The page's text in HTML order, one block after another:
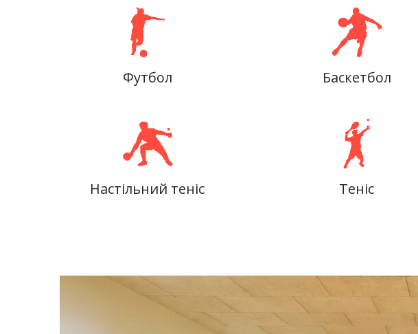
Футбол Баскетбол
Настільний теніс Теніс